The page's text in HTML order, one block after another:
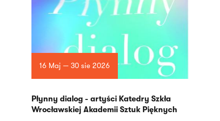
16 Maj — 30 sie 2026
Płynny dialog - artyści Katedry Szkła
Wrocławskiej Akademii Sztuk Pięknych